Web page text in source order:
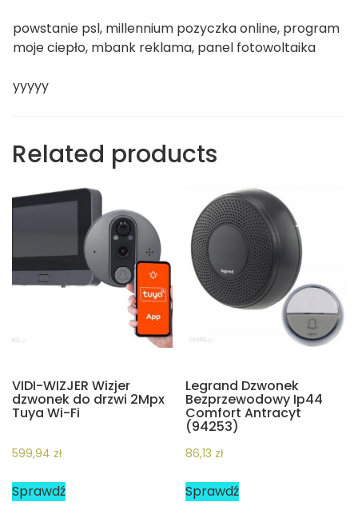
powstanie psl, millennium pozyczka online, program
moje ciepło, mbank reklama, panel fotowoltaika
yyyyy
Related products
VIDI-WIZJER Wizjer
dzwonek do drzwi 2Mpx
Tuya Wi-Fi
599,94 zł
Sprawdź
Legrand Dzwonek
Bezprzewodowy Ip44
Comfort Antracyt
(94253)
86,13 zł
Sprawdź